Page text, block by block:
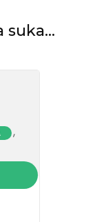
,